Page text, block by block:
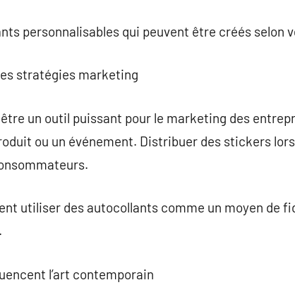
personnalisables qui peuvent être créés selon
stratégies marketing
un outil puissant pour le marketing des
ou un événement. Distribuer des stickers lors
utiliser des autocollants comme un moyen de
l’art contemporain